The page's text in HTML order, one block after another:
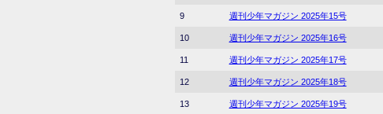
9 週刊少年マガジン 2025年15号
10 週刊少年マガジン 2025年16号
11 週刊少年マガジン 2025年17号
12 週刊少年マガジン 2025年18号
13 週刊少年マガジン 2025年19号